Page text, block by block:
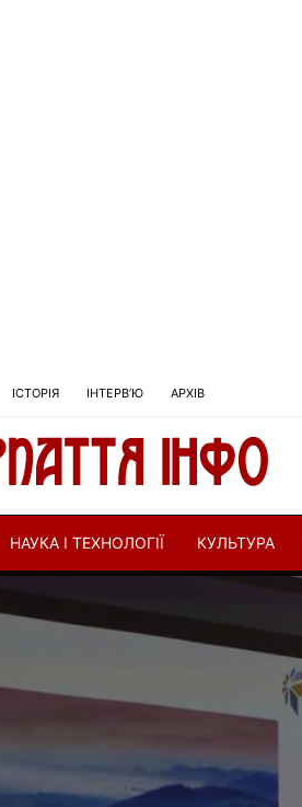
ІСТОРІЯ ІНТЕРВ’Ю АРХІВ
НАУКА І ТЕХНОЛОГІЇ КУЛЬТУРА